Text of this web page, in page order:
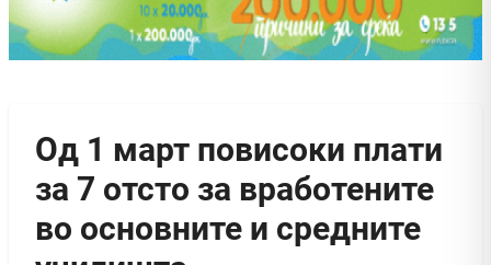
Од 1 март повисоки плати
за 7 отсто за вработените
во основните и средните